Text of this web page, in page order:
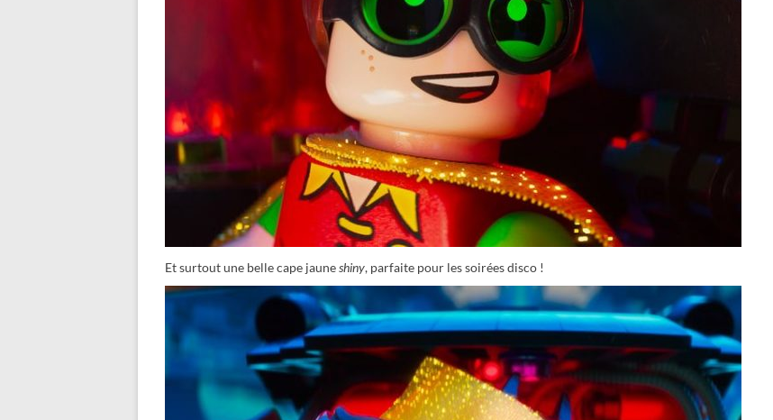
Et surtout une belle cape jauneshiny, parfaite pour les soirées disco !